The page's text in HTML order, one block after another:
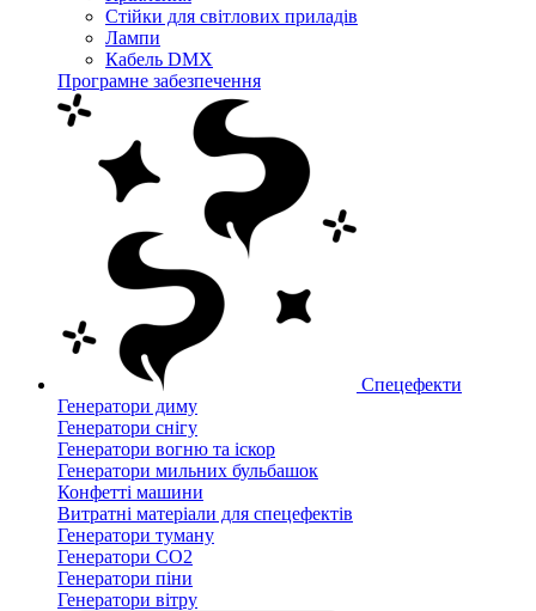
Стійки для світлових приладів
Лампи
Кабель DMX
Програмне забезпечення
Спецефекти
Генератори диму
Генератори снігу
Генератори вогню та іскор
Генератори мильних бульбашок
Конфетті машини
Витратні матеріали для спецефектів
Генератори туману
Генератори CO2
Генератори піни
Генератори вітру